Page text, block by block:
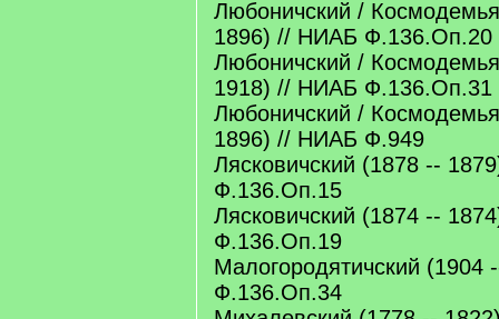
Любоничский /
1896) // НИАБ Ф.136.Оп.20
Любоничский /
1918) // НИАБ Ф.136.Оп.31
Любоничский /
1896) // НИАБ Ф.949
Лясковичский (1878 --
Ф.136.Оп.15
Лясковичский (1874 --
Ф.136.Оп.19
Малогородятичский
Ф.136.Оп.34